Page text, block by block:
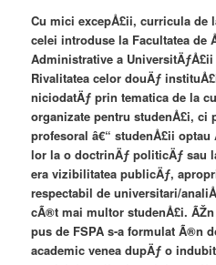
Cu mici excepÅ£ii, curricula de
celei introduse la Facultatea de
Administrative a UniversitÄƒÅ£ii
Rivalitatea celor douÄƒ
niciodatÄƒ prin tematica de la
organizate pentru studenÅ£i, ci
profesoral â€“ studenÅ£ii
lor la o doctrinÄƒ politicÄƒ sau
era vizibilitatea publicÄƒ,
respectabil de universitari/
cÃ®t mai multor studenÅ£i.
pus de FSPA s-a formulat Ã®n
academic venea dupÄƒ o